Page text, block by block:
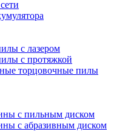
с лазером
с протяжкой
торцовочные пилы
с пильным диском
с абразивным диском